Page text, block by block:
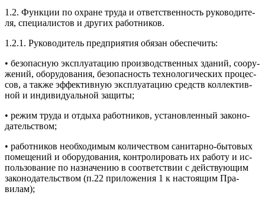
1.2. Фун­кции по ох­ра­не тру­да и от­ветс­твен­ность ру­ково­дите­
ля, спе­ци­алис­тов и дру­гих ра­бот­ни­ков.
1.2.1. Ру­ково­дитель пред­при­ятия обя­зан обес­пе­чить:
• бе­зопас­ную экс­плу­ата­цию про­из­водс­твен­ных зда­ний, со­ору­
жений, обо­рудо­вания, бе­зопас­ность тех­но­логи­чес­ких про­цес­
сов, а так­же эф­фектив­ную экс­плу­ата­цию средств кол­лектив­
ной и ин­ди­виду­аль­ной за­щиты;
• ре­жим тру­да и от­ды­ха ра­бот­ни­ков, ус­та­нов­ленный за­коно­
датель­ством;
• ра­бот­ни­ков не­об­хо­димым ко­личес­твом са­нитар­но-бы­товых
по­меще­ний и обо­рудо­вания, кон­тро­лиро­вать их ра­боту и ис­
поль­зо­вание по наз­на­чению в со­от­ветс­твии с дей­ству­ющим
за­коно­датель­ством (п.22 при­ложе­ния 1 к нас­то­ящим Пра­
вилам);